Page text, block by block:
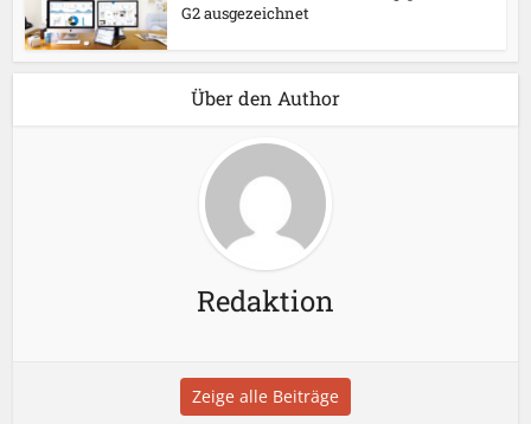
G2 ausgezeichnet
Über den Author
Redaktion
Zeige alle Beiträge